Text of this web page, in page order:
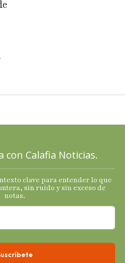
con Calafia Noticias.
clave para entender lo que
sin ruido y sin exceso de
notas.